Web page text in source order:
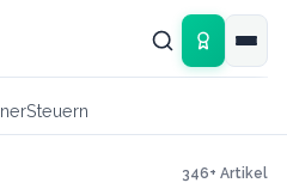
Steuern
346+ Artikel